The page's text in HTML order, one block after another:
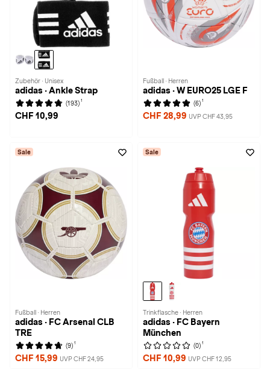
Zubehör · Unisex
adidas · Ankle Strap
(193) 1
CHF 10,99
Fußball · Herren
adidas · W EURO25 LGE F
(6) 1
CHF 28,99 UVP CHF 43,95
Sale
Fußball · Herren
adidas · FC Arsenal CLB
TRE
(9) 1
CHF 15,99 UVP CHF 24,95
Sale
Trinkflasche · Herren
adidas · FC Bayern
München
(0) 1
CHF 10,99 UVP CHF 12,95